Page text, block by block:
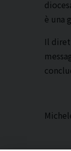
è una
Il